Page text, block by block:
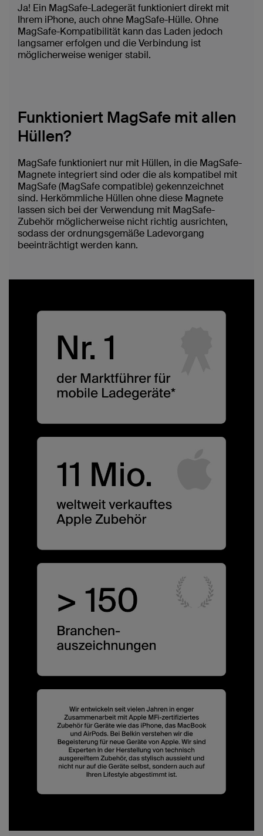
Ja! Ein MagSafe-Ladegerät funktioniert direkt mit
Ihrem iPhone, auch ohne MagSafe-Hülle. Ohne
MagSafe-Kompatibilität kann das Laden jedoch
langsamer erfolgen und die Verbindung ist
möglicherweise weniger stabil.
Funktioniert MagSafe mit allen
Hüllen?
MagSafe funktioniert nur mit Hüllen, in die MagSafe-
Magnete integriert sind oder die als kompatibel mit
MagSafe (MagSafe compatible) gekennzeichnet
sind. Herkömmliche Hüllen ohne diese Magnete
lassen sich bei der Verwendung mit MagSafe-
Zubehör möglicherweise nicht richtig ausrichten,
sodass der ordnungsgemäße Ladevorgang
beeinträchtigt werden kann.